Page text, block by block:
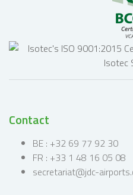
Contact
BE : +32 69 77 92 30
FR : +33 1 48 16 05 08
secretariat@jdc-